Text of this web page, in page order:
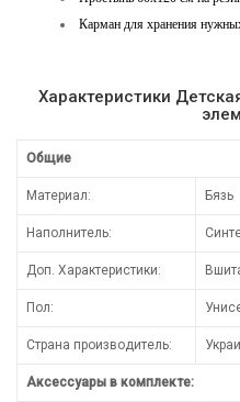
Карман для хранения
Характеристики
Общие
Материал: Бязь
Наполнитель:
Доп. Характеристики:
Пол:
Страна производитель:
Аксессуары в комплекте: